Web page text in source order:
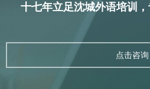
十七年立足沈城外语培训，
点击咨询